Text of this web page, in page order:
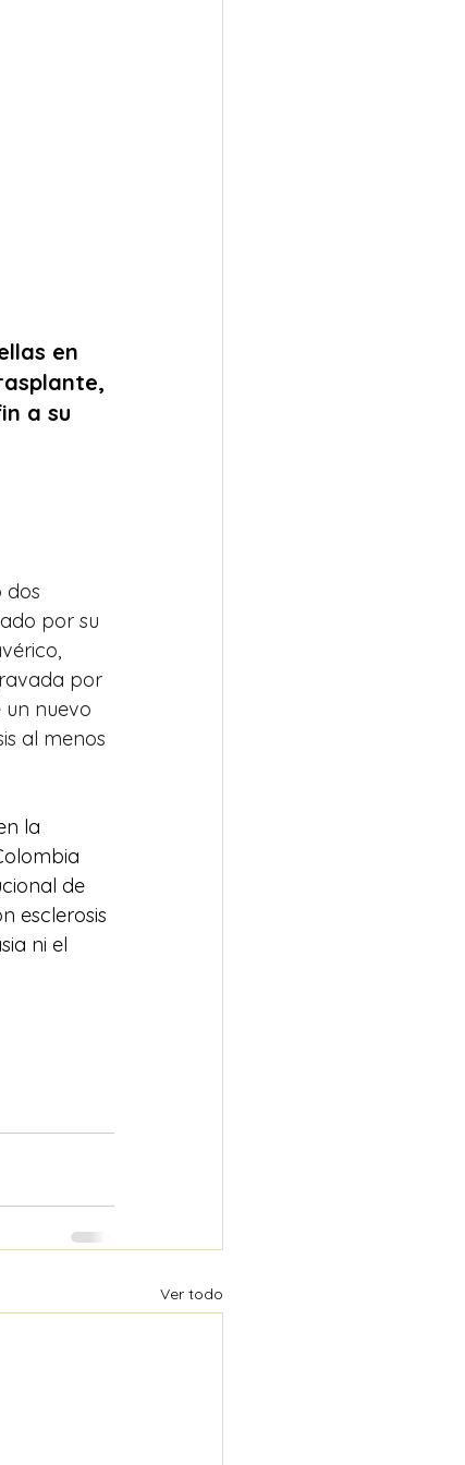
en
a su
dos
por su
por
un nuevo
al menos
la
de
esclerosis
ni el
Ver todo